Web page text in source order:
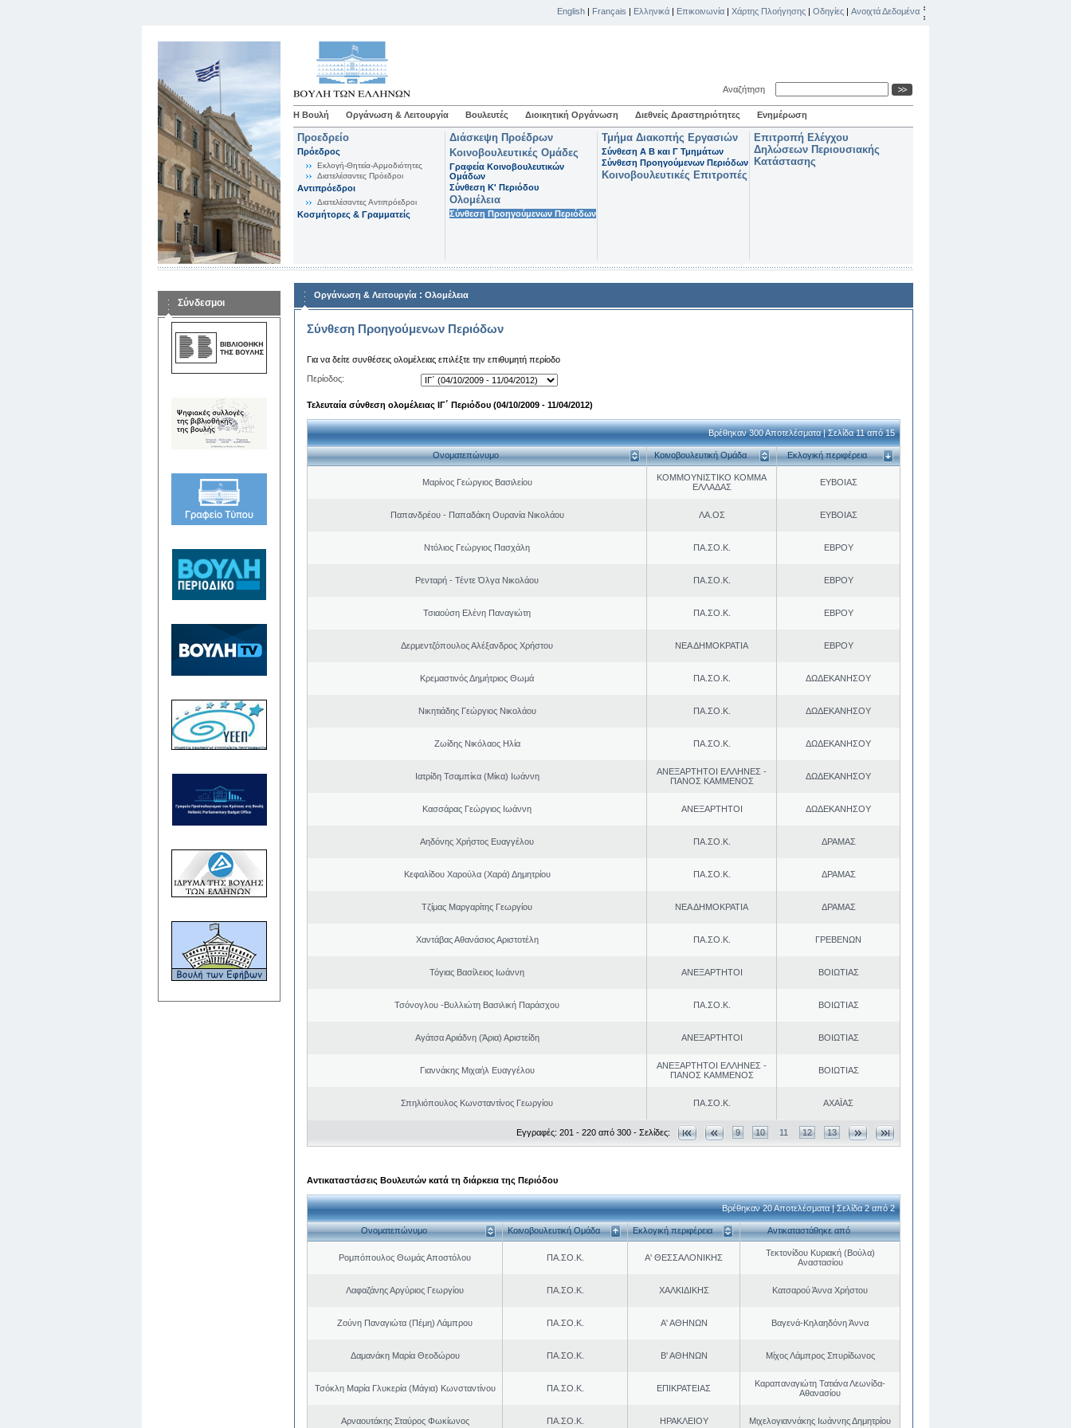
English | Français | Ελληνικά | Επικοινωνία | Χάρτης Πλοήγησης | Οδηγίες | Ανοιχτά Δεδομένα
Αναζήτηση
Η Βουλή Οργάνωση & Λειτουργία Βουλευτές Διοικητική Οργάνωση Διεθνείς Δραστηριότητες Ενημέρωση
Προεδρείο
Πρόεδρος
Εκλογή-Θητεία-Αρμοδιότητες
Διατελέσαντες Πρόεδροι
Αντιπρόεδροι
Διατελέσαντες Αντιπρόεδροι
Κοσμήτορες & Γραμματείς
Διάσκεψη Προέδρων
Κοινοβουλευτικές Ομάδες
Γραφεία Κοινοβουλευτικών
Ομάδων
Σύνθεση K' Περιόδου
Ολομέλεια
Σύνθεση Προηγούμενων Περιόδων
Τμήμα Διακοπής Εργασιών
Σύνθεση Α Β και Γ Τμημάτων
Σύνθεση Προηγούμενων Περιόδων
Κοινοβουλευτικές Επιτροπές
Επιτροπή Ελέγχου
Δηλώσεων Περιουσιακής
Κατάστασης
Σύνδεσμοι
Οργάνωση & Λειτουργία : Ολομέλεια
Σύνθεση Προηγούμενων Περιόδων
Για να δείτε συνθέσεις ολομέλειας επιλέξτε την επιθυμητή περίοδο
Περίοδος:
Τελευταία σύνθεση ολομέλειας ΙΓ΄ Περιόδου (04/10/2009 - 11/04/2012)
Βρέθηκαν 300 Αποτελέσματα | Σελίδα 11 από 15
Ονοματεπώνυμο Κοινοβουλευτική Ομάδα Εκλογική περιφέρεια
Μαρίνος Γεώργιος Βασιλείου
ΚΟΜΜΟΥΝΙΣΤΙΚΟ ΚΟΜΜΑ
ΕΛΛΑΔΑΣ
ΕΥΒΟΙΑΣ
Παπανδρέου - Παπαδάκη Ουρανία Νικολάου ΛΑ.ΟΣ ΕΥΒΟΙΑΣ
Ντόλιος Γεώργιος Πασχάλη ΠΑ.ΣΟ.Κ. ΕΒΡΟΥ
Ρενταρή - Τέντε Όλγα Νικολάου ΠΑ.ΣΟ.Κ. ΕΒΡΟΥ
Τσιαούση Ελένη Παναγιώτη ΠΑ.ΣΟ.Κ. ΕΒΡΟΥ
Δερμεντζόπουλος Αλέξανδρος Χρήστου ΝΕΑ ΔΗΜΟΚΡΑΤΙΑ ΕΒΡΟΥ
Κρεμαστινός Δημήτριος Θωμά ΠΑ.ΣΟ.Κ. ΔΩΔΕΚΑΝΗΣΟΥ
Νικητιάδης Γεώργιος Νικολάου ΠΑ.ΣΟ.Κ. ΔΩΔΕΚΑΝΗΣΟΥ
Ζωίδης Νικόλαος Ηλία ΠΑ.ΣΟ.Κ. ΔΩΔΕΚΑΝΗΣΟΥ
Ιατρίδη Τσαμπίκα (Μίκα) Ιωάννη
ΑΝΕΞΑΡΤΗΤΟΙ ΕΛΛΗΝΕΣ -
ΠΑΝΟΣ ΚΑΜΜΕΝΟΣ
ΔΩΔΕΚΑΝΗΣΟΥ
Κασσάρας Γεώργιος Ιωάννη ΑΝΕΞΑΡΤΗΤΟΙ ΔΩΔΕΚΑΝΗΣΟΥ
Αηδόνης Χρήστος Ευαγγέλου ΠΑ.ΣΟ.Κ. ΔΡΑΜΑΣ
Κεφαλίδου Χαρούλα (Χαρά) Δημητρίου ΠΑ.ΣΟ.Κ. ΔΡΑΜΑΣ
Τζίμας Μαργαρίτης Γεωργίου ΝΕΑ ΔΗΜΟΚΡΑΤΙΑ ΔΡΑΜΑΣ
Χαντάβας Αθανάσιος Αριστοτέλη ΠΑ.ΣΟ.Κ. ΓΡΕΒΕΝΩΝ
Τόγιας Βασίλειος Ιωάννη ΑΝΕΞΑΡΤΗΤΟΙ ΒΟΙΩΤΙΑΣ
Τσόνογλου -Βυλλιώτη Βασιλική Παράσχου ΠΑ.ΣΟ.Κ. ΒΟΙΩΤΙΑΣ
Αγάτσα Αριάδνη (Άρια) Αριστείδη ΑΝΕΞΑΡΤΗΤΟΙ ΒΟΙΩΤΙΑΣ
Γιαννάκης Μιχαήλ Ευαγγέλου
ΑΝΕΞΑΡΤΗΤΟΙ ΕΛΛΗΝΕΣ -
ΠΑΝΟΣ ΚΑΜΜΕΝΟΣ
ΒΟΙΩΤΙΑΣ
Σπηλιόπουλος Κωνσταντίνος Γεωργίου ΠΑ.ΣΟ.Κ. ΑΧΑΪΑΣ
Εγγραφές: 201 - 220 από 300 - Σελίδες: 9 10 11 12 13
Αντικαταστάσεις Βουλευτών κατά τη διάρκεια της Περιόδου
Βρέθηκαν 20 Αποτελέσματα | Σελίδα 2 από 2
Ονοματεπώνυμο Κοινοβουλευτική Ομάδα Εκλογική περιφέρεια Αντικαταστάθηκε από
Ρομπόπουλος Θωμάς Αποστόλου ΠΑ.ΣΟ.Κ. Α' ΘΕΣΣΑΛΟΝΙΚΗΣ
Τεκτονίδου Κυριακή (Βούλα)
Αναστασίου
Λαφαζάνης Αργύριος Γεωργίου ΠΑ.ΣΟ.Κ. ΧΑΛΚΙΔΙΚΗΣ Κατσαρού Άννα Χρήστου
Ζούνη Παναγιώτα (Πέμη) Λάμπρου ΠΑ.ΣΟ.Κ. Α' ΑΘΗΝΩΝ Βαγενά-Κηλαηδόνη Άννα
Δαμανάκη Μαρία Θεοδώρου ΠΑ.ΣΟ.Κ. Β' ΑΘΗΝΩΝ Μίχος Λάμπρος Σπυρίδωνος
Τσόκλη Μαρία Γλυκερία (Μάγια) Κωνσταντίνου ΠΑ.ΣΟ.Κ. ΕΠΙΚΡΑΤΕΙΑΣ
Καραπαναγιώτη Τατιάνα Λεωνίδα-
Αθανασίου
Αρναουτάκης Σταύρος Φωκίωνος ΠΑ.ΣΟ.Κ. ΗΡΑΚΛΕΙΟΥ Μιχελογιαννάκης Ιωάννης Δημητρίου